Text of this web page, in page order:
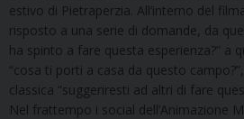
estivo di Pietraperzia. All’interno del
risposto a una serie di domande, da
ha spinto a fare questa esperienza?” a
“cosa ti porti a casa da questo
classica “suggeriresti ad altri di fare
Nel frattempo i social dell’Animazione